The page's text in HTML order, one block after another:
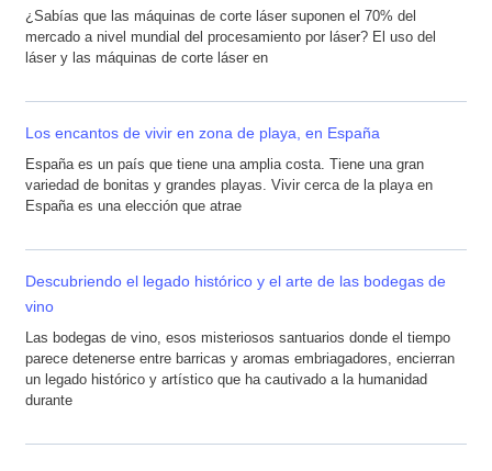
¿Sabías que las máquinas de corte láser suponen el 70% del
mercado a nivel mundial del procesamiento por láser? El uso del
láser y las máquinas de corte láser en
Los encantos de vivir en zona de playa, en España
España es un país que tiene una amplia costa. Tiene una gran
variedad de bonitas y grandes playas. Vivir cerca de la playa en
España es una elección que atrae
Descubriendo el legado histórico y el arte de las bodegas de
vino
Las bodegas de vino, esos misteriosos santuarios donde el tiempo
parece detenerse entre barricas y aromas embriagadores, encierran
un legado histórico y artístico que ha cautivado a la humanidad
durante